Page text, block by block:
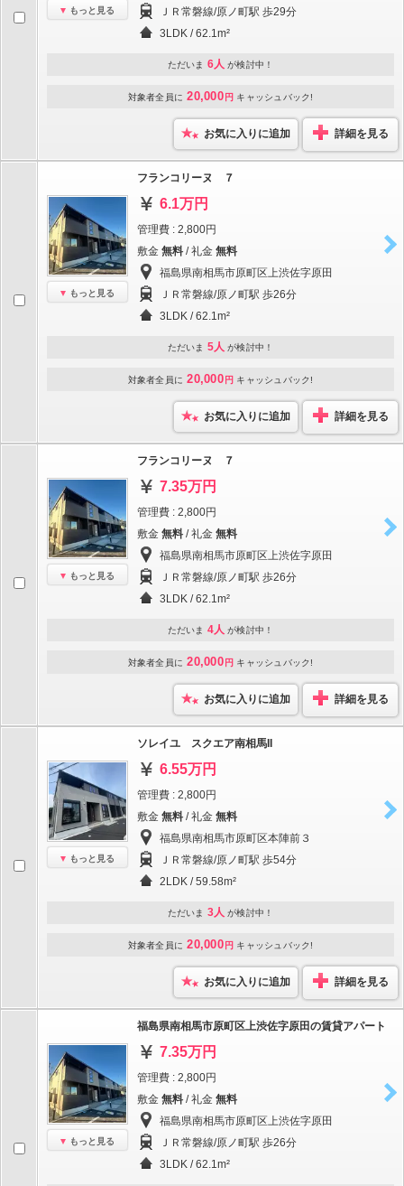
もっと見る
ＪＲ常磐線/原ノ町駅 歩29分
3LDK / 62.1m²
ただいま 6人 が検討中！
対象者全員に 20,000 円 キャッシュバック!
お気に入りに追加 詳細を見る
もっと見る
フランコリーヌ ７
6.1万円
管理費 : 2,800円
敷金 無料 / 礼金 無料
福島県南相馬市原町区上渋佐字原田
ＪＲ常磐線/原ノ町駅 歩26分
3LDK / 62.1m²
ただいま 5人 が検討中！
対象者全員に 20,000 円 キャッシュバック!
お気に入りに追加 詳細を見る
もっと見る
フランコリーヌ ７
7.35万円
管理費 : 2,800円
敷金 無料 / 礼金 無料
福島県南相馬市原町区上渋佐字原田
ＪＲ常磐線/原ノ町駅 歩26分
3LDK / 62.1m²
ただいま 4人 が検討中！
対象者全員に 20,000 円 キャッシュバック!
お気に入りに追加 詳細を見る
もっと見る
ソレイユ スクエア南相馬II
6.55万円
管理費 : 2,800円
敷金 無料 / 礼金 無料
福島県南相馬市原町区本陣前３
ＪＲ常磐線/原ノ町駅 歩54分
2LDK / 59.58m²
ただいま 3人 が検討中！
対象者全員に 20,000 円 キャッシュバック!
お気に入りに追加 詳細を見る
もっと見る
福島県南相馬市原町区上渋佐字原田の賃貸アパート
7.35万円
管理費 : 2,800円
敷金 無料 / 礼金 無料
福島県南相馬市原町区上渋佐字原田
ＪＲ常磐線/原ノ町駅 歩26分
3LDK / 62.1m²